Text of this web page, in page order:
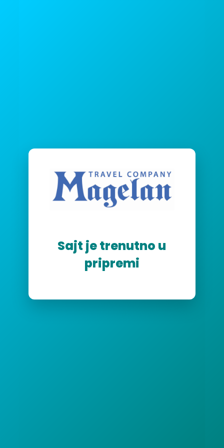
Sajt je trenutno u
pripremi